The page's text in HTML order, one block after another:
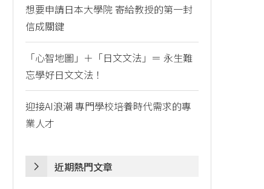
想要申請日本大學院 寄給教授的第一封
信成關鍵
「心智地圖」＋「日文文法」＝ 永生難
忘學好日文文法！
迎接AI浪潮 專門學校培養時代需求的專
業人才
近期熱門文章